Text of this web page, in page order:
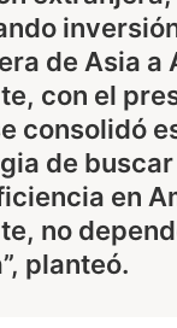
de Asia a
con el
consolidó
de buscar
en
no
planteó.